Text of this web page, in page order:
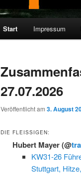
Start Impressum
27.07.2026
Veröffentlicht am 3. August
DIE FLEISSIGEN:
Hubert Mayer(@
KW31-26
Stuttgart,